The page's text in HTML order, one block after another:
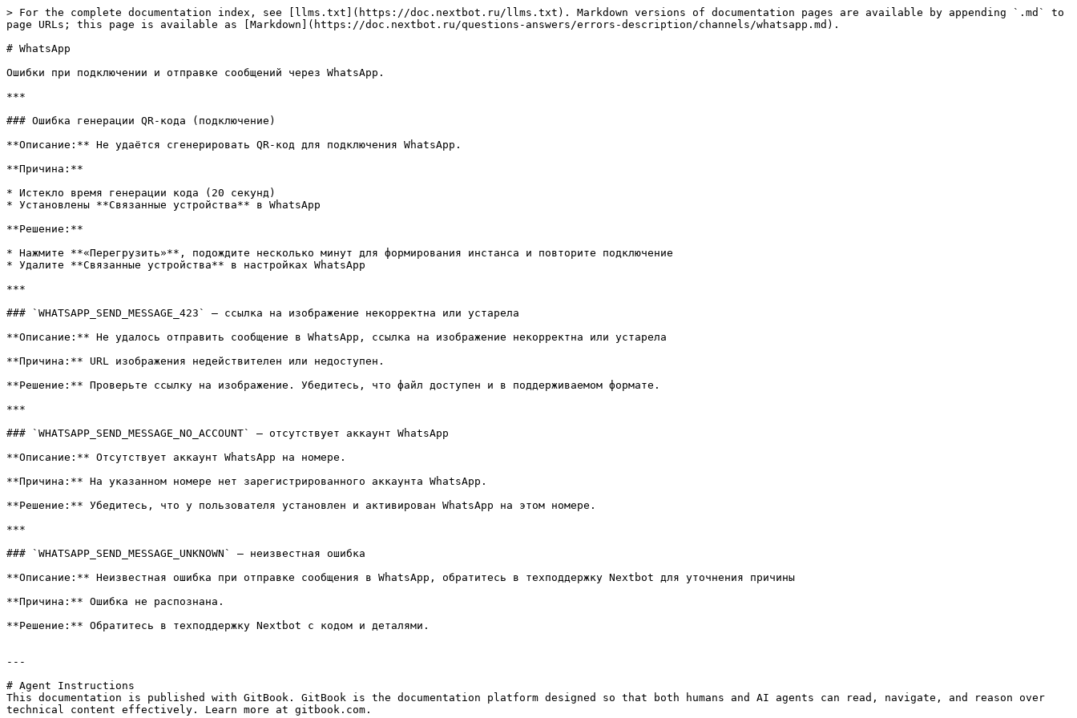
> For the complete documentation index, see [llms.txt](https://doc.nextbot.ru/llms.txt). Markdown versions of documentation pages are available by appending `.md` to
page URLs; this page is available as [Markdown](https://doc.nextbot.ru/questions-answers/errors-description/channels/whatsapp.md).
# WhatsApp
Ошибки при подключении и отправке сообщений через WhatsApp.
***
### Ошибка генерации QR-кода (подключение)
**Описание:** Не удаётся сгенерировать QR-код для подключения WhatsApp.
**Причина:**
* Истекло время генерации кода (20 секунд)
* Установлены **Связанные устройства** в WhatsApp
**Решение:**
* Нажмите **«Перегрузить»**, подождите несколько минут для формирования инстанса и повторите подключение
* Удалите **Связанные устройства** в настройках WhatsApp
***
### `WHATSAPP_SEND_MESSAGE_423` — ссылка на изображение некорректна или устарела
**Описание:** Не удалось отправить сообщение в WhatsApp, ссылка на изображение некорректна или устарела
**Причина:** URL изображения недействителен или недоступен.
**Решение:** Проверьте ссылку на изображение. Убедитесь, что файл доступен и в поддерживаемом формате.
***
### `WHATSAPP_SEND_MESSAGE_NO_ACCOUNT` — отсутствует аккаунт WhatsApp
**Описание:** Отсутствует аккаунт WhatsApp на номере.
**Причина:** На указанном номере нет зарегистрированного аккаунта WhatsApp.
**Решение:** Убедитесь, что у пользователя установлен и активирован WhatsApp на этом номере.
***
### `WHATSAPP_SEND_MESSAGE_UNKNOWN` — неизвестная ошибка
**Описание:** Неизвестная ошибка при отправке сообщения в WhatsApp, обратитесь в техподдержку Nextbot для уточнения причины
**Причина:** Ошибка не распознана.
**Решение:** Обратитесь в техподдержку Nextbot с кодом и деталями.
---
# Agent Instructions
This documentation is published with GitBook. GitBook is the documentation platform designed so that both humans and AI agents can read, navigate, and reason over
technical content effectively. Learn more at gitbook.com.